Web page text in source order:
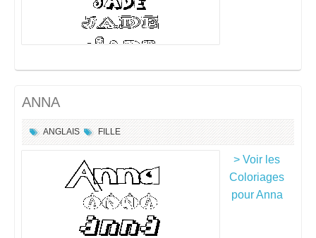
ANNA
ANGLAIS FILLE
> Voir les
Coloriages
pour Anna